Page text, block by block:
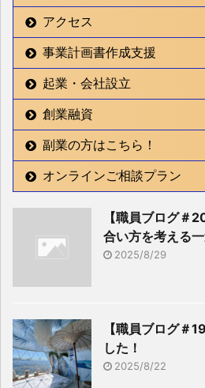
アクセス
事業計画書作成支援
起業・会社設立
創業融資
副業の方はこちら！
オンラインご相談プラン
【職員ブログ＃
合い方を考える
2025/8/29
【職員ブログ＃
した！
2025/8/22